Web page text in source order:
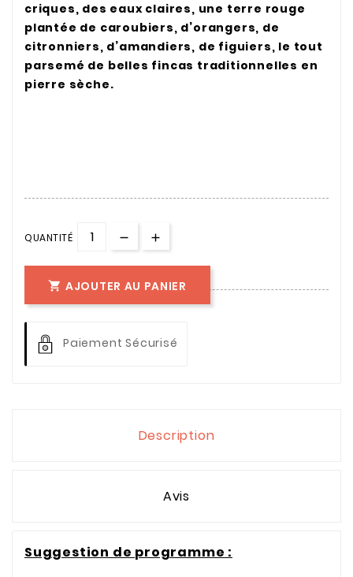
criques, des eaux claires, une terre rouge
plantée de caroubiers, d’orangers, de
citronniers, d’amandiers, de figuiers, le tout
parsemé de belles fincas traditionnelles en
pierre sèche.
QUANTITÉ
 AJOUTER AU PANIER
Paiement Sécurisé
Description
Avis
Suggestion de programme :